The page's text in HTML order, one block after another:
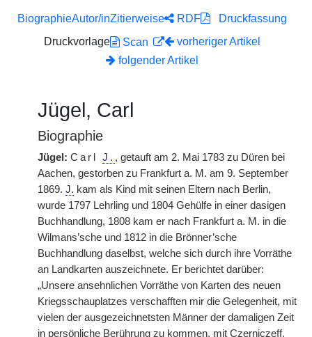
BiographieAutor/inZitierweise RDF
Druckfassung
Druckvorlage
Scan
vorheriger Artikel
folgender Artikel
Jügel, Carl
Biographie
Jügel: Carl J. , getauft am 2. Mai 1783 zu Düren bei
Aachen, gestorben zu Frankfurt a. M. am 9. September
1869. J. kam als Kind mit seinen Eltern nach Berlin,
wurde 1797 Lehrling und 1804 Gehülfe in einer dasigen
Buchhandlung, 1808 kam er nach Frankfurt a. M. in die
Wilmans’sche und 1812 in die Brönner’sche
Buchhandlung daselbst, welche sich durch ihre Vorräthe
an Landkarten auszeichnete. Er berichtet darüber:
„Unsere ansehnlichen Vorräthe von Karten des neuen
Kriegsschauplatzes verschafften mir die Gelegenheit, mit
vielen der ausgezeichnetsten Männer der damaligen Zeit
in persönliche Berührung zu kommen, mit Czerniczeff,